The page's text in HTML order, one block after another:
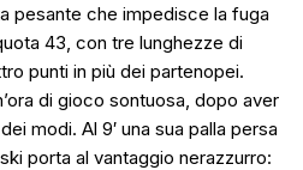
pesante che impedisce la fuga
43, con tre lunghezze di
punti in più dei partenopei.
di gioco sontuosa, dopo aver
modi. Al 9′ una sua palla persa
porta al vantaggio nerazzurro: